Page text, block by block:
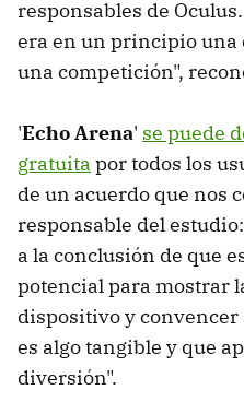
responsables de
era en un principio una
una competición",
'Echo Arena' se puede
gratuita por todos los
de un acuerdo que nos
responsable del
a la conclusión de que
potencial para mostrar
dispositivo y convencer
es algo tangible y que
diversión".